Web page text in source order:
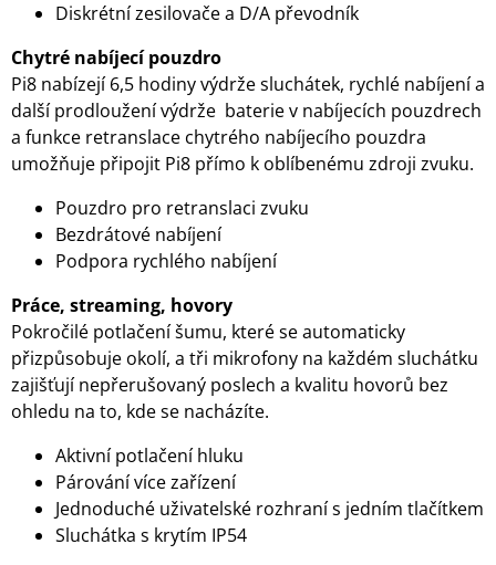
Diskrétní zesilovače a D/A převodník
Chytré nabíjecí pouzdro
Pi8 nabízejí 6,5 hodiny výdrže sluchátek, rychlé nabíjení a
další prodloužení výdrže baterie v nabíjecích pouzdrech
a funkce retranslace chytrého nabíjecího pouzdra
umožňuje připojit Pi8 přímo k oblíbenému zdroji zvuku.
Pouzdro pro retranslaci zvuku
Bezdrátové nabíjení
Podpora rychlého nabíjení
Práce, streaming, hovory
Pokročilé potlačení šumu, které se automaticky
přizpůsobuje okolí, a tři mikrofony na každém sluchátku
zajišťují nepřerušovaný poslech a kvalitu hovorů bez
ohledu na to, kde se nacházíte.
Aktivní potlačení hluku
Párování více zařízení
Jednoduché uživatelské rozhraní s jedním tlačítkem
Sluchátka s krytím IP54